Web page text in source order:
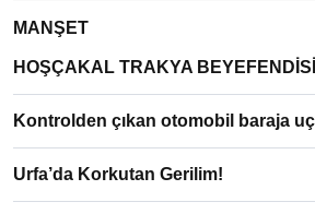
MANŞET
HOŞÇAKAL TRAKYA
Kontrolden çıkan otomobil baraja
Urfa’da Korkutan Gerilim!